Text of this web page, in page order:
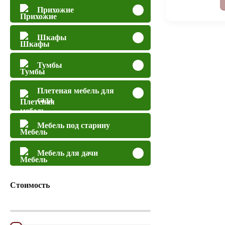
Прихожие
Шкафы
Тумбы
Плетеная мебель для
сада
Мебель под старину
Мебель для дачи
Стоимость